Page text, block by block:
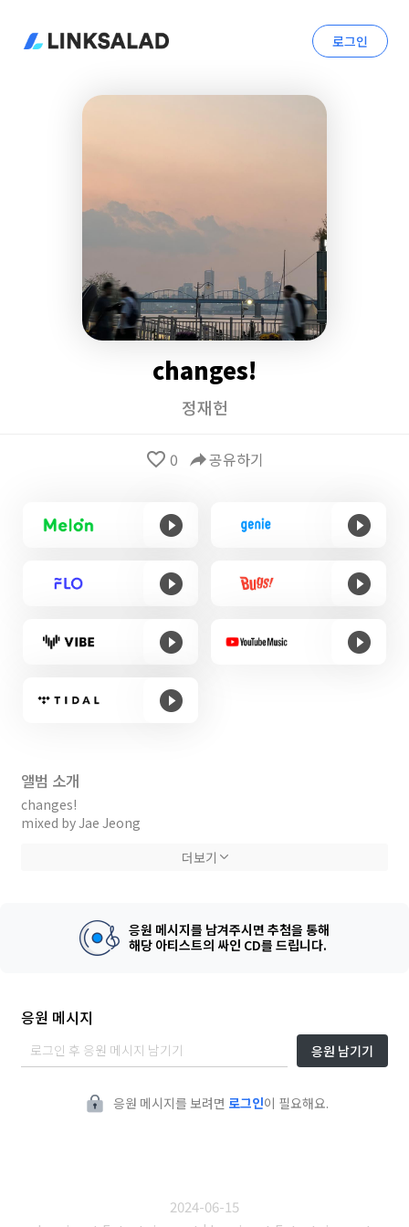
로그인
changes!
정재헌
favorite_border 0 reply공유하기
앨범 소개
changes!
mixed by Jae Jeong
더보기
응원 메시지를 남겨주시면 추첨을 통해
해당 아티스트의 싸인 CD를 드립니다.
응원 메시지
응원 남기기
응원 메시지를 보려면 로그인이 필요해요.
2024-06-15